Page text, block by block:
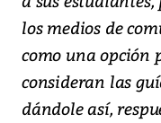
los medios de
como una opción
consideran las
dándole así,